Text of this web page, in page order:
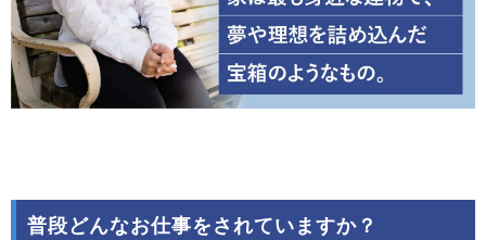
普段どんなお仕事をされていますか？